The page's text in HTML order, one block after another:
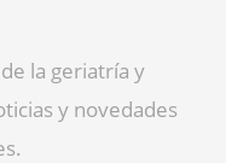
la geriatría y
y novedades